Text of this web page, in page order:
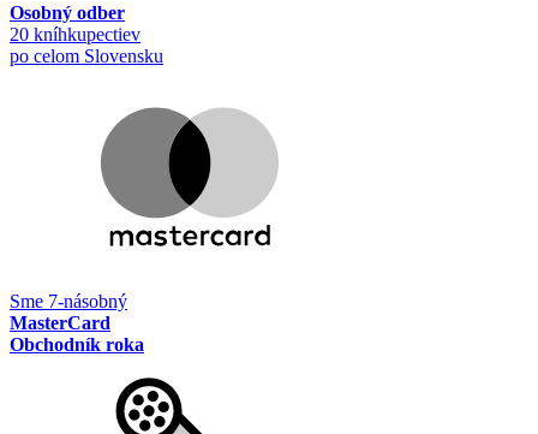
Osobný odber
20 kníhkupectiev
po celom Slovensku
Sme 7-násobný
MasterCard
Obchodník roka